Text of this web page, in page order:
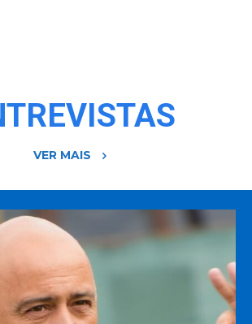
VER MAIS